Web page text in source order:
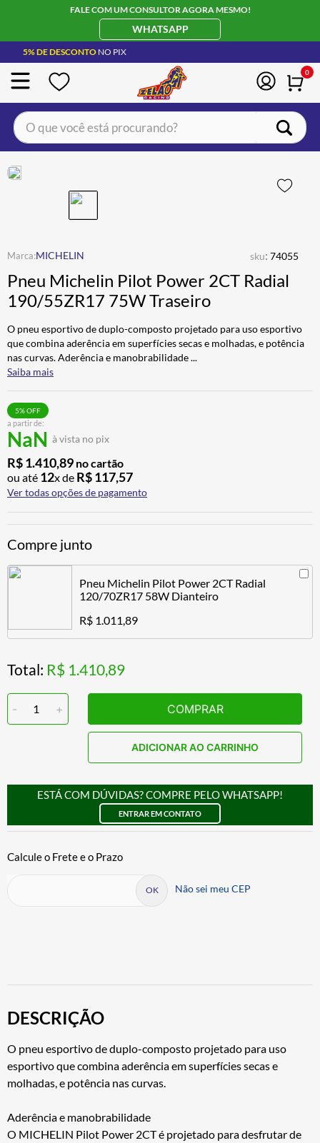
FALE COM UM CONSULTOR AGORA MESMO!
WHATSAPP
5% DE DESCONTO NO PIX
0
O que você está procurando?
MICHELIN sku: 74055
Pneu Michelin Pilot Power 2CT Radial
190/55ZR17 75W Traseiro
O pneu esportivo de duplo-composto projetado para uso esportivo
que combina aderência em superfícies secas e molhadas, e potência
nas curvas. Aderência e manobrabilidade...
Saiba mais
a partir de:
NaN à vista no pix
5% OFF
R$1.410,89 no cartão
ou até 12x de R$117,57
Ver todas opções de pagamento
Compre junto
Pneu Michelin Pilot Power 2CT Radial
120/70ZR17 58W Dianteiro
R$ 1.011,89
Total: R$ 1.410,89
- 1 + COMPRAR
ADICIONAR AO CARRINHO
ESTÁ COM DÚVIDAS? COMPRE PELO WHATSAPP!
ENTRAR EM CONTATO
Não sei meu CEP
DESCRIÇÃO
O pneu esportivo de duplo-composto projetado para uso
esportivo que combina aderência em superfícies secas e
molhadas, e potência nas curvas.
Aderência e manobrabilidade
O MICHELIN Pilot Power 2CT é projetado para desfrutar de
BOTA
4º ÓCULOS SOLAR
5º LUVA
6º ALPINESTAR
7º BAU
8º CALÇA
9º AIROH
10º